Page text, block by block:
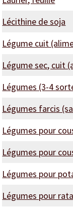
Lécithine de soja
Légume cuit
Légume sec, cuit
Légumes (3-4
Légumes farcis
Légumes pour
Légumes pour
Légumes pour
Légumes pour